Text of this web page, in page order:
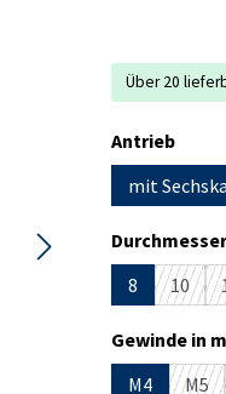
Über 20
Antrieb
mit
8
10
Gewinde in
M4
M5